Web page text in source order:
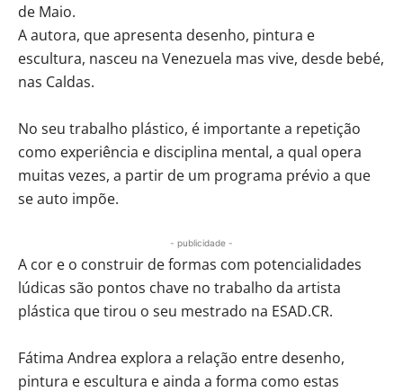
de Maio.
A autora, que apresenta desenho, pintura e
escultura, nasceu na Venezuela mas vive, desde bebé,
nas Caldas.
No seu trabalho plástico, é importante a repetição
como experiência e disciplina mental, a qual opera
muitas vezes, a partir de um programa prévio a que
se auto impõe.
- publicidade -
A cor e o construir de formas com potencialidades
lúdicas são pontos chave no trabalho da artista
plástica que tirou o seu mestrado na ESAD.CR.
Fátima Andrea explora a relação entre desenho,
pintura e escultura e ainda a forma como estas